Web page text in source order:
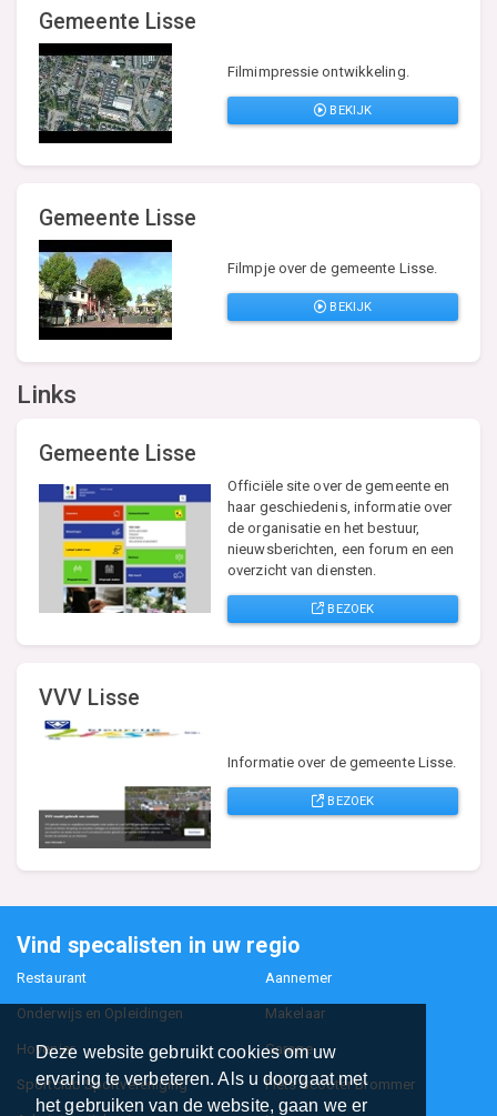
Deze website gebruikt cookies om uw
ervaring te verbeteren. Als u doorgaat met
het gebruiken van de website, gaan we er
Gemeente Lisse
Filmimpressie ontwikkeling.
BEKIJK
Gemeente Lisse
Filmpje over de gemeente Lisse.
BEKIJK
Links
Gemeente Lisse
Officiële site over de gemeente en
haar geschiedenis, informatie over
de organisatie en het bestuur,
nieuwsberichten, een forum en een
overzicht van diensten.
BEZOEK
VVV Lisse
Informatie over de gemeente Lisse.
BEZOEK
Vind specalisten in uw regio
Restaurant Aannemer
Onderwijs en Opleidingen Makelaar
Hovenier Garage
Sportclub Sportvereniging Fiets Scooter Brommer